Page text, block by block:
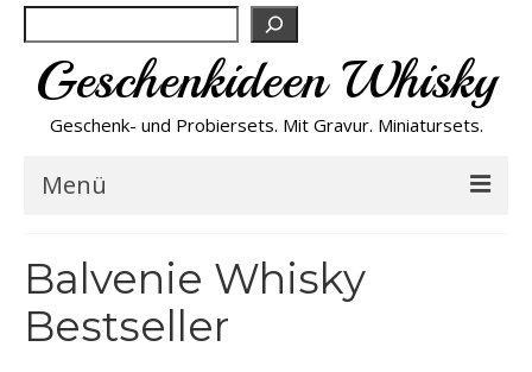
Suchen
Geschenkideen Whisky
Geschenk- und Probiersets. Mit Gravur. Miniatursets.
Menü
NEU
Balvenie Whisky
Bestseller